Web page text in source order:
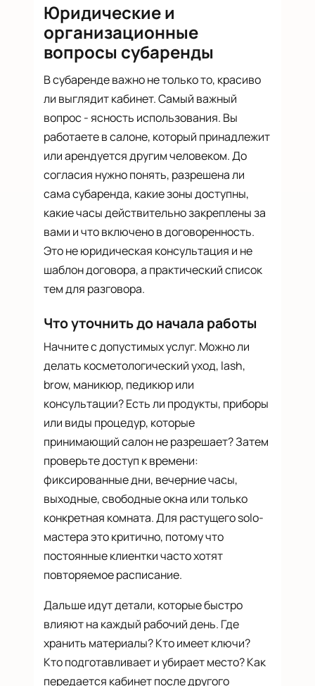
Юридические и
организационные
вопросы субаренды
В субаренде важно не только то, красиво
ли выглядит кабинет. Самый важный
вопрос - ясность использования. Вы
работаете в салоне, который принадлежит
или арендуется другим человеком. До
согласия нужно понять, разрешена ли
сама субаренда, какие зоны доступны,
какие часы действительно закреплены за
вами и что включено в договоренность.
Это не юридическая консультация и не
шаблон договора, а практический список
тем для разговора.
Что уточнить до начала работы
Начните с допустимых услуг. Можно ли
делать косметологический уход, lash,
brow, маникюр, педикюр или
консультации? Есть ли продукты, приборы
или виды процедур, которые
принимающий салон не разрешает? Затем
проверьте доступ к времени:
фиксированные дни, вечерние часы,
выходные, свободные окна или только
конкретная комната. Для растущего solo-
мастера это критично, потому что
постоянные клиентки часто хотят
повторяемое расписание.
Дальше идут детали, которые быстро
влияют на каждый рабочий день. Где
хранить материалы? Кто имеет ключи?
Кто подготавливает и убирает место? Как
передается кабинет после другого